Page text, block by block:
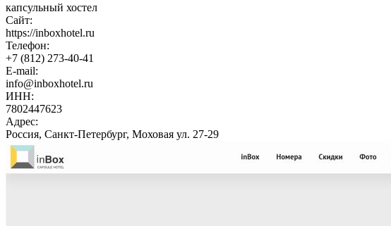
капсульный хостел
Сайт:
https://inboxhotel.ru
Телефон:
+7 (812) 273-40-41
E-mail:
info@inboxhotel.ru
ИНН:
7802447623
Адрес:
Россия, Санкт-Петербург, Моховая ул. 27-29